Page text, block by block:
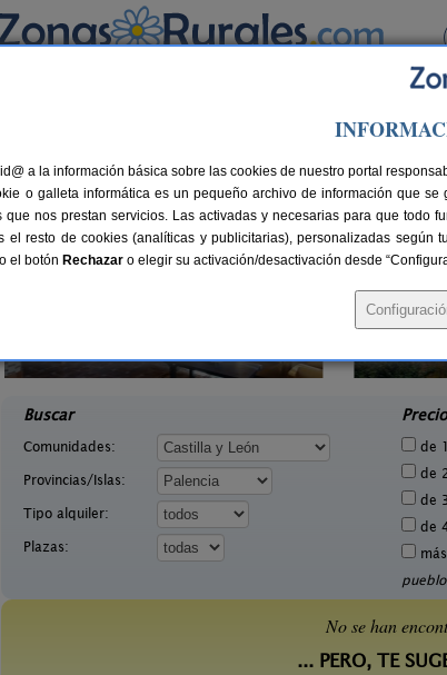
Busca por pueblo
Casas Rurales cerca de Frechilla
Buscar
Comunidades:
Provincias/Islas:
Tipo alquiler:
Plazas:
de
de
de
de
No se han
... PERO, TE
a la información básica sobre las cookies de nuestro portal
o galleta informática es un pequeño archivo de información que
que nos prestan servicios. Las activadas y necesarias para que todo
el resto de cookies (analíticas y publicitarias), personalizadas
el botón Rechazar o elegir su activación/desactivación desde